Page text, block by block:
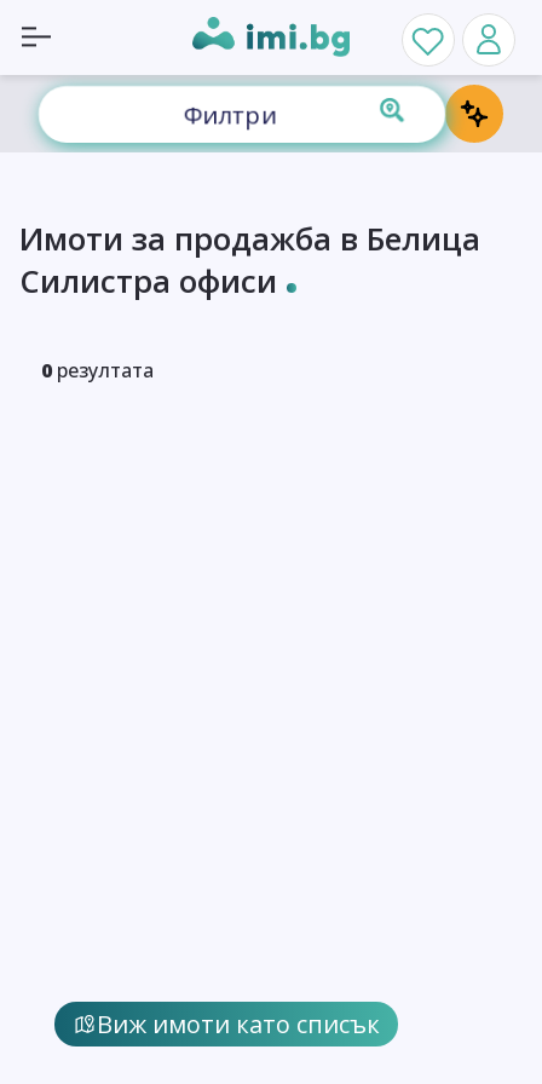
Филтри
Виж имоти като списък
Имоти за продажба в Белица
Силистра офиси
0 резултата